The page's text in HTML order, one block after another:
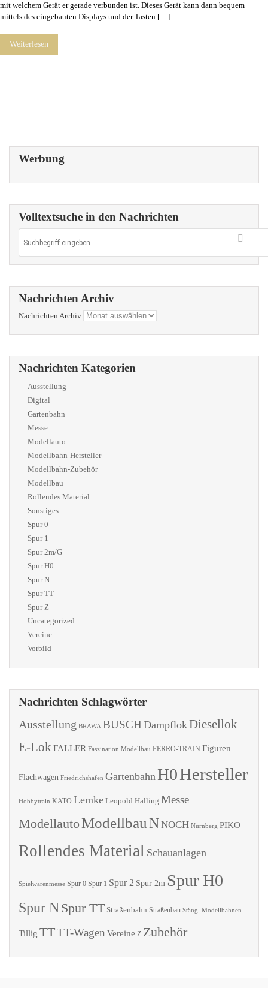
mit welchem Gerät er gerade verbunden ist. Dieses Gerät kann dann bequem
mittels des eingebauten Displays und der Tasten […]
Weiterlesen
Werbung
Volltextsuche in den Nachrichten
Nachrichten Archiv
Nachrichten Archiv
Nachrichten Kategorien
Ausstellung
Digital
Gartenbahn
Messe
Modellauto
Modellbahn-Hersteller
Modellbahn-Zubehör
Modellbau
Rollendes Material
Sonstiges
Spur 0
Spur 1
Spur 2m/G
Spur H0
Spur N
Spur TT
Spur Z
Uncategorized
Vereine
Vorbild
Nachrichten Schlagwörter
Ausstellung BRAWA BUSCH DampflokDiesellok
E-LokFALLER Faszination Modellbau FERRO-TRAIN Figuren
Flachwagen Friedrichshafen Gartenbahn H0Hersteller
Hobbytrain KATO Lemke Leopold Halling Messe
ModellautoModellbauNNOCH Nürnberg PIKO
Rollendes Material Schauanlagen
Spielwarenmesse Spur 0 Spur 1 Spur 2 Spur 2m Spur H0
Spur NSpur TT Straßenbahn Straßenbau Stängl Modellbahnen
Tillig TTTT-Wagen Vereine Z Zubehör